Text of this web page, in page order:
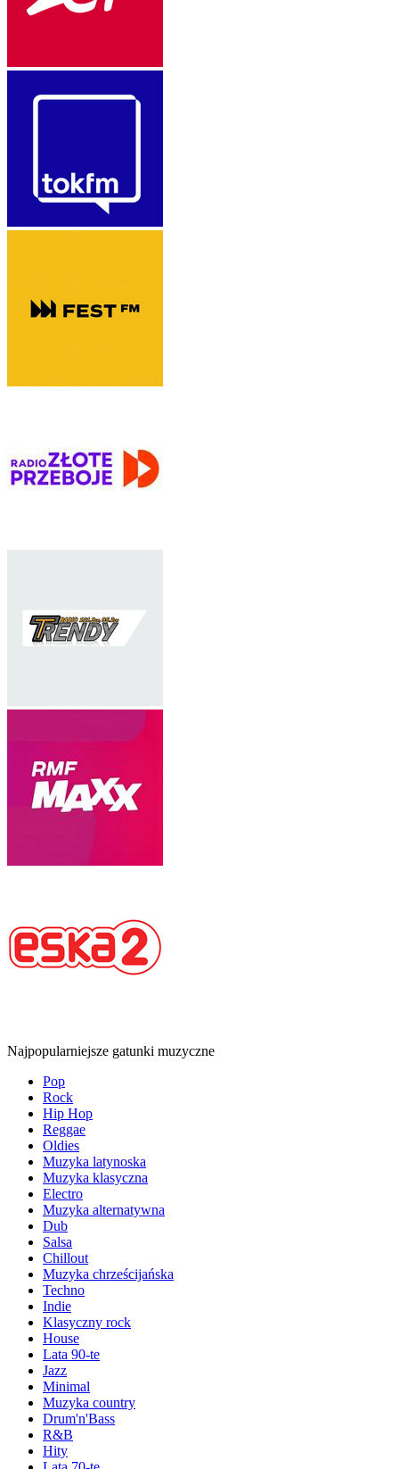
Najpopularniejsze gatunki muzyczne
Pop
Rock
Hip Hop
Reggae
Oldies
Muzyka latynoska
Muzyka klasyczna
Electro
Muzyka alternatywna
Dub
Salsa
Chillout
Muzyka chrześcijańska
Techno
Indie
Klasyczny rock
House
Lata 90-te
Jazz
Minimal
Muzyka country
Drum'n'Bass
R&B
Hity